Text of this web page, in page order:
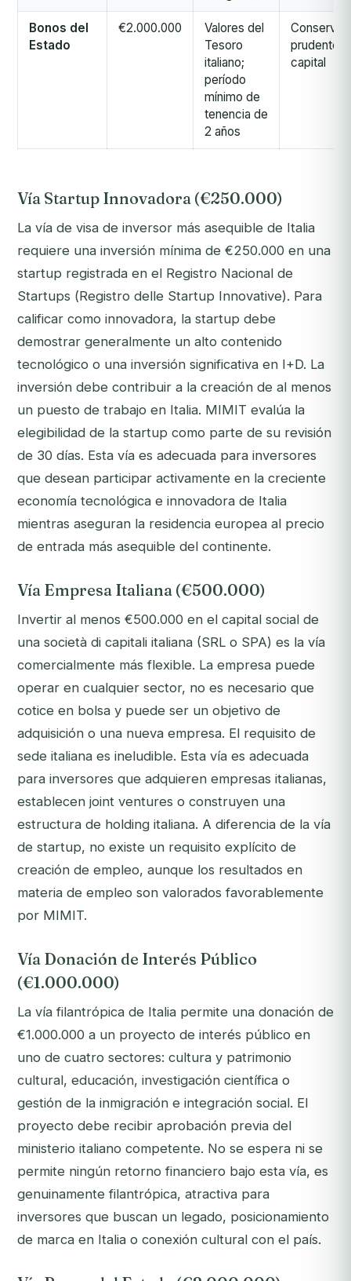
Bonos del
Estado
€2.000.000
Valores del
Tesoro
italiano;
período
mínimo de
tenencia de
2 años
prudente
capital
Vía Startup Innovadora (€250.000)
La vía de visa de inversor más asequible de Italia
requiere una inversión mínima de €250.000 en una
startup registrada en el Registro Nacional de
Startups (Registro delle Startup Innovative). Para
calificar como innovadora, la startup debe
demostrar generalmente un alto contenido
tecnológico o una inversión significativa en I+D. La
inversión debe contribuir a la creación de al menos
un puesto de trabajo en Italia. MIMIT evalúa la
elegibilidad de la startup como parte de su revisión
de 30 días. Esta vía es adecuada para inversores
que desean participar activamente en la creciente
economía tecnológica e innovadora de Italia
mientras aseguran la residencia europea al precio
de entrada más asequible del continente.
Vía Empresa Italiana (€500.000)
Invertir al menos €500.000 en el capital social de
una società di capitali italiana (SRL o SPA) es la vía
comercialmente más flexible. La empresa puede
operar en cualquier sector, no es necesario que
cotice en bolsa y puede ser un objetivo de
adquisición o una nueva empresa. El requisito de
sede italiana es ineludible. Esta vía es adecuada
para inversores que adquieren empresas italianas,
establecen joint ventures o construyen una
estructura de holding italiana. A diferencia de la vía
de startup, no existe un requisito explícito de
creación de empleo, aunque los resultados en
materia de empleo son valorados favorablemente
por MIMIT.
Vía Donación de Interés Público
(€1.000.000)
La vía filantrópica de Italia permite una donación de
€1.000.000 a un proyecto de interés público en
uno de cuatro sectores: cultura y patrimonio
cultural, educación, investigación científica o
gestión de la inmigración e integración social. El
proyecto debe recibir aprobación previa del
ministerio italiano competente. No se espera ni se
permite ningún retorno financiero bajo esta vía, es
genuinamente filantrópica, atractiva para
inversores que buscan un legado, posicionamiento
de marca en Italia o conexión cultural con el país.